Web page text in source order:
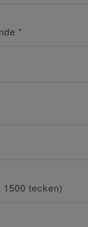
*
tecken)